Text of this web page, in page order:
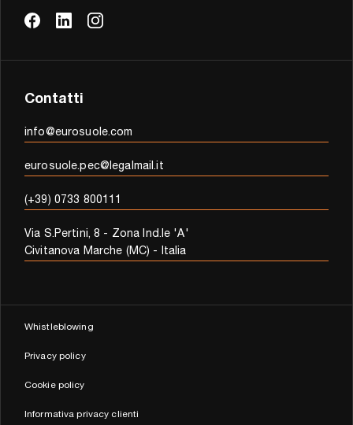
Contatti
info@eurosuole.com
eurosuole.pec@legalmail.it
(+39) 0733 800111
Via S.Pertini, 8 - Zona Ind.le 'A'
Civitanova Marche (MC) - Italia
Whistleblowing
Privacy policy
Cookie policy
Informativa privacy clienti